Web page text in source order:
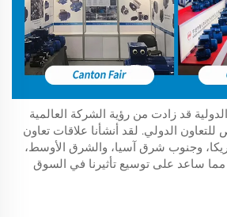
قد زادت من رؤية الشركة العالمية
الدولي. لقد أنشأنا علاقات تعاون
وجنوب شرق آسيا، والشرق الأوسط،
مما ساعد على توسيع تأثيرنا في السوق